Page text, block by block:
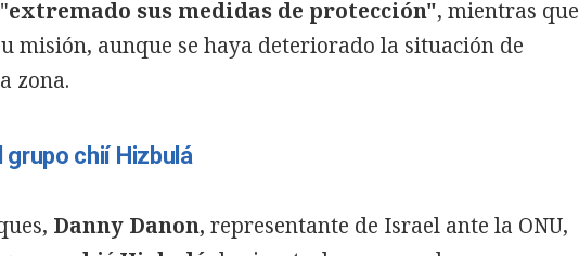
extremado sus medidas de protección", mientras que
misión, aunque se haya deteriorado la situación de
zona.
grupo chií Hizbulá
Danny Danon, representante de Israel ante la ONU,